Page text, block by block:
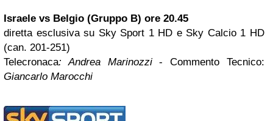
Israele vs Belgio (Gruppo B) ore 20.45
diretta esclusiva su Sky Sport 1 HD e Sky Calcio 1 HD
(can. 201-251)
Telecronaca: Andrea Marinozzi- Commento Tecnico:
Giancarlo Marocchi